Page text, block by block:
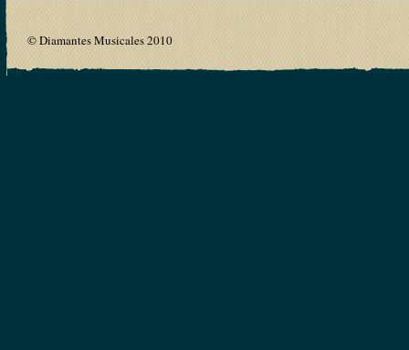
© Diamantes Musicales 2010